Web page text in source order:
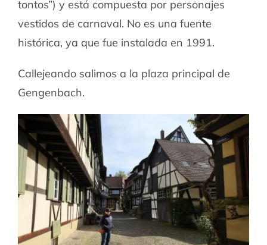
tontos”) y está compuesta por personajes
vestidos de carnaval. No es una fuente
histórica, ya que fue instalada en 1991.
Callejeando salimos a la plaza principal de
Gengenbach.